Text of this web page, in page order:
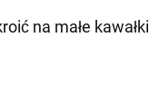
na małe